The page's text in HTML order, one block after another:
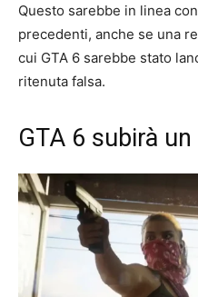
Questo sarebbe in linea
precedenti, anche se una
cui GTA 6 sarebbe stato
ritenuta falsa.
GTA 6 subirà